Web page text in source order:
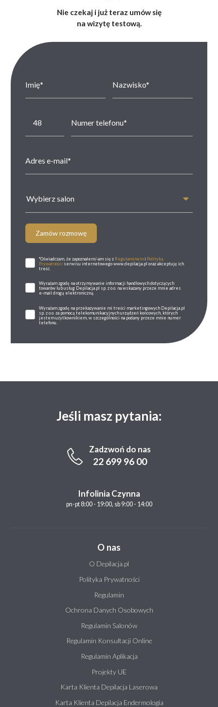
Nie czekaj i już teraz umów się
na wizytę testową.
Wybierz salon
Zamów rozmowę
*Oświadczam, że zapoznałem/-am się z Regulaminemi Polityką
Prywatności serwisu internetowego www.depilacja.pl oraz akceptuję ich
treść.
Wyrażam zgodę na otrzymywanie informacji handlowych dotyczących
towarów lub usług Depilacja.pl sp. z o.o. na wskazany przeze mnie adres
e-mail drogą elektroniczną.
Wyrażam zgodę na przekazywanie mi treści marketingowych Depilacja.pl
sp. z o.o. za pomocą telekomunikacyjnych urządzeń końcowych, których
jestem użytkownikiem, w szczególności na podany przeze mnie numer
telefonu.
Jeśli masz pytania:
Zadzwoń do nas
22 699 96 00
Infolinia Czynna
pn-pt 8:00 - 19:00, sb 9:00 - 14:00
O nas
O Depilacja.pl
Polityka Prywatności
Regulamin
Ochrona Danych Osobowych
Regulamin Salonów
Regulamin Konsultacji Online
Regulamin Aplikacja
Projekty UE
Karta Klienta Depilacja Laserowa
Karta Klienta Depilacja Endermologia